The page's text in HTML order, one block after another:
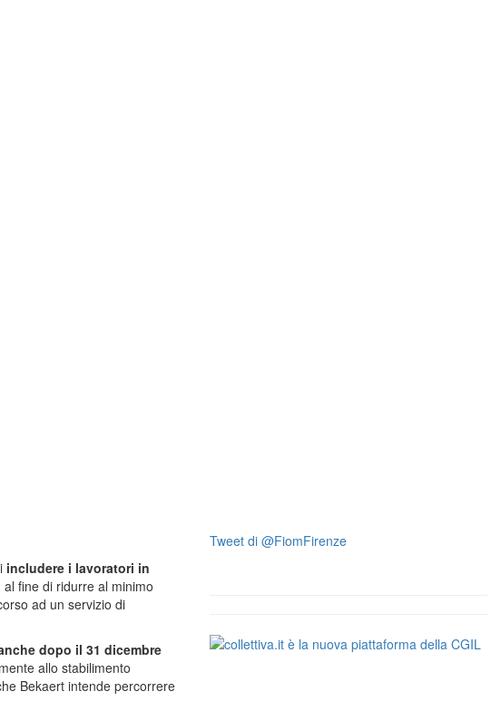
includere i lavoratori in
fine di ridurre al minimo
ad un servizio di
dopo il 31 dicembre
allo stabilimento
Bekaert intende percorrere
Tweet di @FiomFirenze